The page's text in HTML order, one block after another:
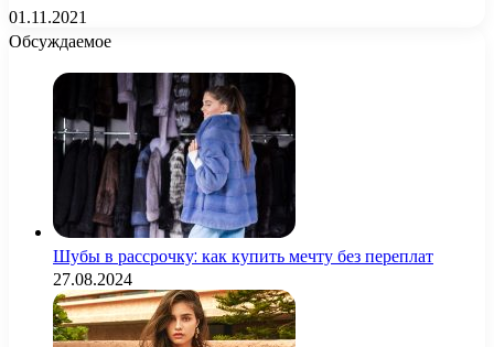
01.11.2021
Обсуждаемое
Шубы в рассрочку: как купить мечту без переплат
27.08.2024